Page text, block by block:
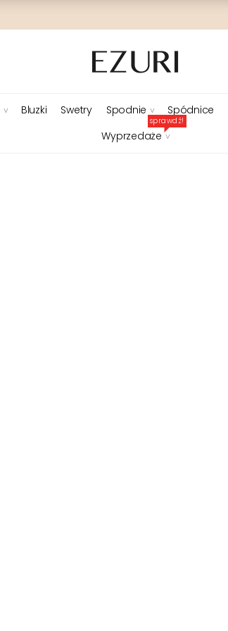
Bluzki Swetry Spodnie Spódnice
Wyprzedaże
sprawdź!